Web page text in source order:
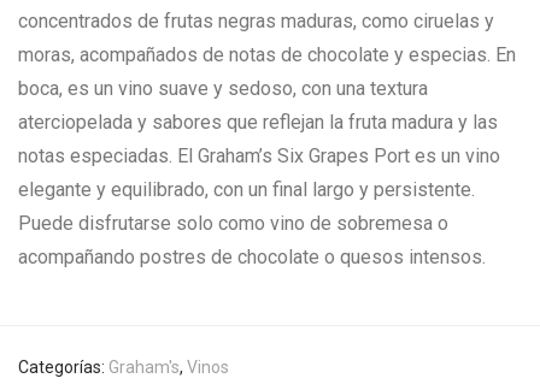
concentrados de frutas negras maduras, como ciruelas y
moras, acompañados de notas de chocolate y especias. En
boca, es un vino suave y sedoso, con una textura
aterciopelada y sabores que reflejan la fruta madura y las
notas especiadas. El Graham’s Six Grapes Port es un vino
elegante y equilibrado, con un final largo y persistente.
Puede disfrutarse solo como vino de sobremesa o
acompañando postres de chocolate o quesos intensos.
Categorías: Graham's, Vinos